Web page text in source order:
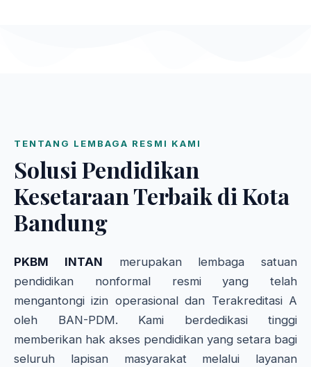
TENTANG LEMBAGA RESMI KAMI
Solusi Pendidikan
Kesetaraan Terbaik di Kota
Bandung
PKBM INTAN merupakan lembaga satuan
pendidikan nonformal resmi yang telah
mengantongi izin operasional dan Terakreditasi A
oleh BAN-PDM. Kami berdedikasi tinggi
memberikan hak akses pendidikan yang setara bagi
seluruh lapisan masyarakat melalui layanan